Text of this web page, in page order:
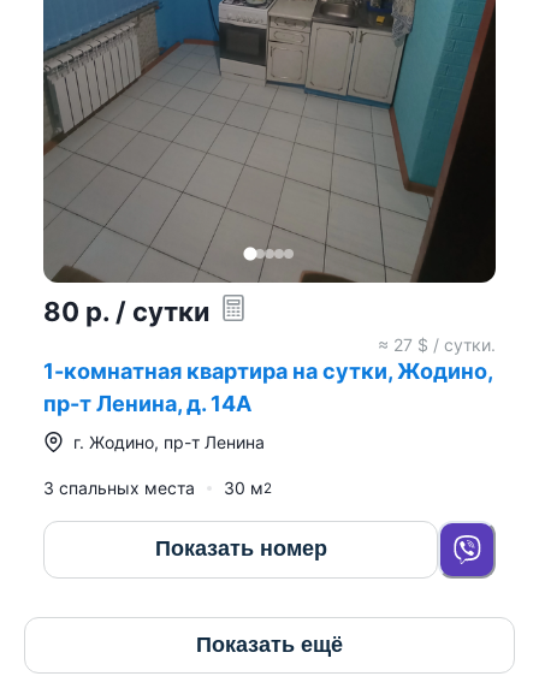
80 р. / сутки
≈ 27 $ / сутки.
1-комнатная квартира на сутки, Жодино,
пр-т Ленина, д. 14А
г. Жодино, пр-т Ленина
3 спальных места 30 м2
Показать номер
Показать ещё